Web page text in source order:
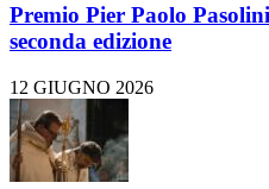
Premio Pier Paolo
seconda edizione
12 GIUGNO 2026